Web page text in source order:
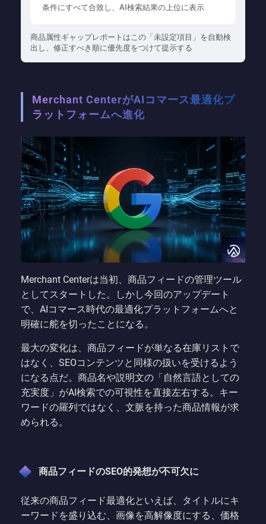
条件にすべて合致し、AI検索結果の上位に表示
商品属性ギャップレポートはこの「未設定項目」を自動検
出し、修正すべき順に優先度をつけて提示する
Merchant CenterがAIコマース最適化プ
ラットフォームへ進化
Merchant Centerは当初、商品フィードの管理ツール
としてスタートした。しかし今回のアップデート
で、AIコマース時代の最適化プラットフォームへと
明確に舵を切ったことになる。
最大の変化は、商品フィードが単なる在庫リストで
はなく、SEOコンテンツと同様の扱いを受けるよう
になる点だ。商品名や説明文の「自然言語としての
充実度」がAI検索での可視性を直接左右する。キー
ワードの羅列ではなく、文脈を持った商品情報が求
められる。
商品フィードのSEO的発想が不可欠に
従来の商品フィード最適化といえば、タイトルにキ
ーワードを盛り込む、画像を高解像度にする、価格